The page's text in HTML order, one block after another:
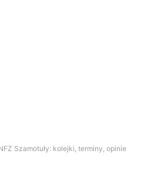
Szamotuły: kolejki, terminy, opinie